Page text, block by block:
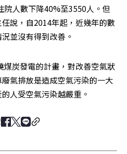
院人數下降40%至3550人。但
說，自2014年起，近幾年的數
並沒有得到改善。
炭發電的計畫，對改善空氣狀
氣排放是造成空氣污染的一大
人受空氣污染越嚴重。